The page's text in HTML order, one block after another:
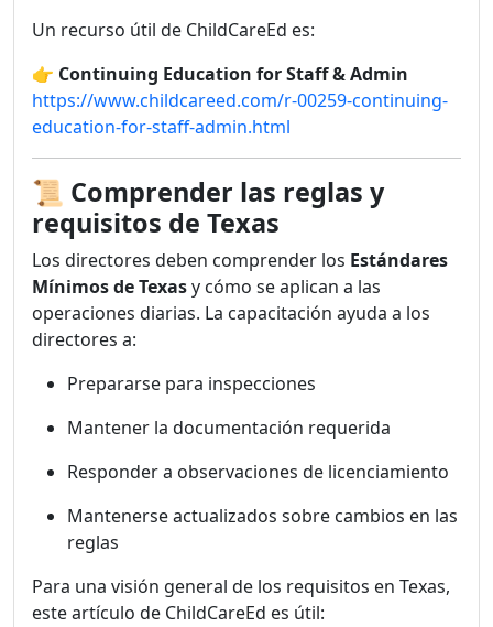
Un recurso útil de ChildCareEd es:
👉 Continuing Education for Staff & Admin
https://www.childcareed.com/r-00259-continuing-
education-for-staff-admin.html
📜 Comprender las reglas y
requisitos de Texas
Los directores deben comprender los Estándares
Mínimos de Texasy cómo se aplican a las
operaciones diarias. La capacitación ayuda a los
directores a:
Prepararse para inspecciones
Mantener la documentación requerida
Responder a observaciones de licenciamiento
Mantenerse actualizados sobre cambios en las
reglas
Para una visión general de los requisitos en Texas,
este artículo de ChildCareEd es útil: